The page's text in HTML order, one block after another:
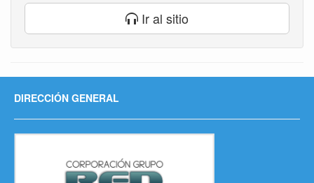
Ir al sitio
DIRECCIÓN GENERAL